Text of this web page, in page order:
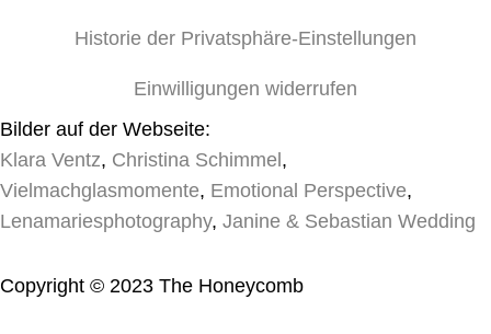
Historie der Privatsphäre-Einstellungen
Einwilligungen widerrufen
Bilder auf der Webseite:
Klara Ventz, Christina Schimmel,
Vielmachglasmomente, Emotional Perspective,
Lenamariesphotography, Janine & Sebastian Wedding
Copyright © 2023 The Honeycomb